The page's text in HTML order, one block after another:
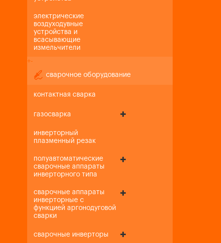
электрические
воздуходувные
устройства и
всасывающие
измельчители
+-
сварочное оборудование
контактная сварка
газосварка
инверторный
плазменный резак
полуавтоматические
сварочные аппараты
инверторного типа
сварочные аппараты
инверторные с
функцией аргонодуговой
сварки
сварочные инверторы